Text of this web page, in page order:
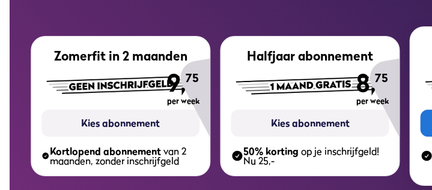
9,75
per week
Zomerfit in 2 maanden
Kies abonnement
Kortlopend abonnementvan 2
maanden, zonder inschrijfgeld
8,75
per week
Halfjaar abonnement
Kies abonnement
50% korting op je inschrijfgeld!
Nu 25,-